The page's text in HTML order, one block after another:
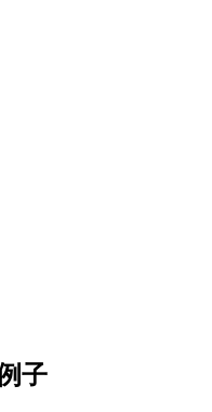
子